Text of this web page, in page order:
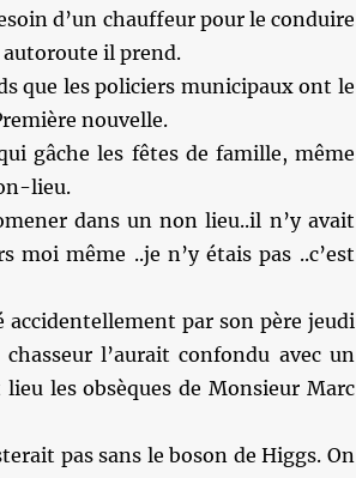
d’un chauffeur pour le conduire
autoroute il prend.
que les policiers municipaux ont le
nouvelle.
gâche les fêtes de famille, même
lieu.
dans un non lieu..il n’y avait
moi même ..je n’y étais pas ..c’est
accidentellement par son père jeudi
l’aurait confondu avec un
lieu les obsèques de Monsieur Marc
pas sans le boson de Higgs. On